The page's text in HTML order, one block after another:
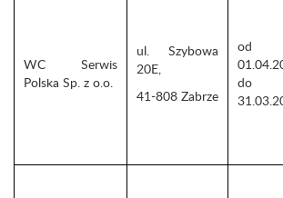
WC Serwis
Polska Sp. z o.o.
ul. Szybowa
20E,
41-808 Zabrze
od
do